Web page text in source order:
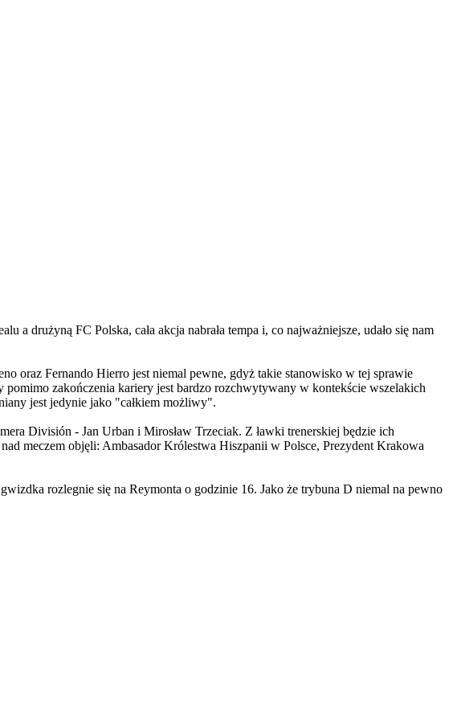
drużyną FC Polska, cała akcja nabrała tempa i, co najważniejsze, udało się nam
oraz Fernando Hierro jest niemal pewne, gdyż takie stanowisko w tej sprawie
pomimo zakończenia kariery jest bardzo rozchwytywany w kontekście wszelakich
jest jedynie jako "całkiem możliwy".
División - Jan Urban i Mirosław Trzeciak. Z ławki trenerskiej będzie ich
meczem objęli: Ambasador Królestwa Hiszpanii w Polsce, Prezydent Krakowa
rozlegnie się na Reymonta o godzinie 16. Jako że trybuna D niemal na pewno